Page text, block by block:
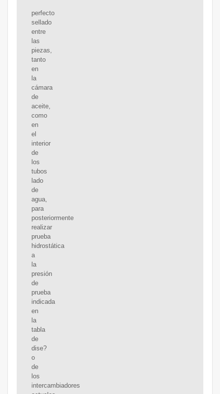
perfecto
sellado
entre
las
piezas,
tanto
en
la
cámara
de
aceite,
como
en
el
interior
de
los
tubos
lado
de
agua,
para
posteriormente
realizar
prueba
hidrostática
a
la
presión
de
prueba
indicada
en
la
tabla
de
dise?
o
de
los
intercambiadores